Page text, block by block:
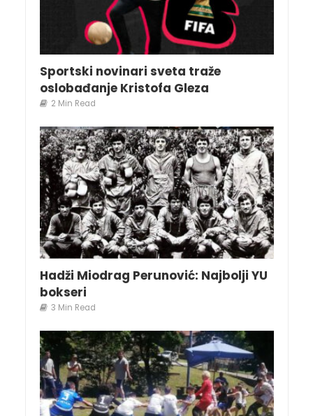
Sportski novinari sveta traže
oslobađanje Kristofa Gleza
2 Min Read
Hadži Miodrag Perunović: Najbolji YU
bokseri
3 Min Read